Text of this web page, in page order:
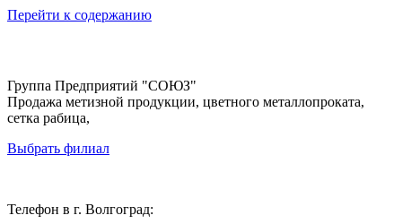
Перейти к содержанию
Группа Предприятий "СОЮЗ"
Продажа метизной продукции, цветного металлопроката,
сетка рабица,
Выбрать филиал
Телефон в г. Волгоград: